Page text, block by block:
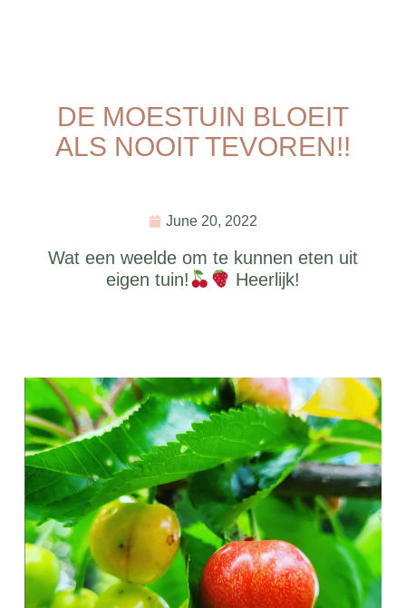
DE MOESTUIN BLOEIT
ALS NOOIT TEVOREN!!
June 20, 2022
Wat een weelde om te kunnen eten uit
eigen tuin!
Heerlijk!